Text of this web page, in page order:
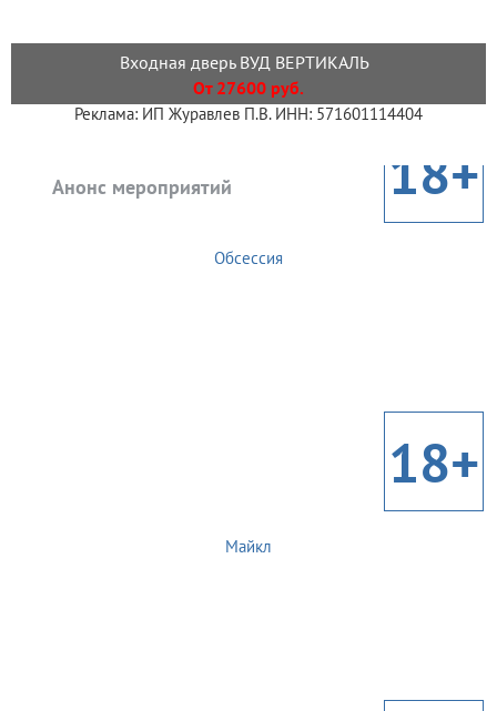
Входная дверь ВУД ВЕРТИКАЛЬ
От 27600 руб.
Реклама: ИП Журавлев П.В. ИНН: 571601114404
Анонс мероприятий 18+
Обсессия
18+
Майкл